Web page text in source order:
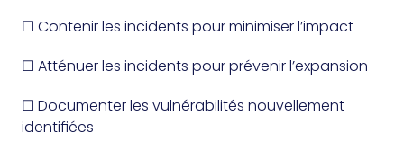
☐ Contenir les incidents pour minimiser l’impact
☐ Atténuer les incidents pour prévenir l’expansion
☐ Documenter les vulnérabilités nouvellement
identifiées